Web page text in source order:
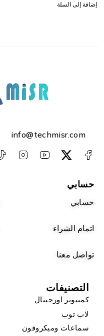
إضافة إلى السلة
info@techmisr.com
حسابي
حسابي
اتمام الشراء
تواصل معنا
التصنيفات
كمبيوتر اورجينال
لاب توب
سماعات وميكروفون